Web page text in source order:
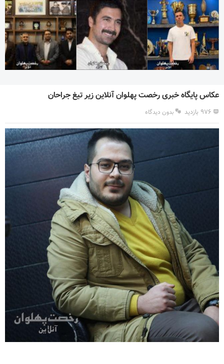
عکاس پایگاه خبری رخصت پهلوان آنلاین زیر تیغ جراحان
۹۷۶ بازدید بدون دیدگاه